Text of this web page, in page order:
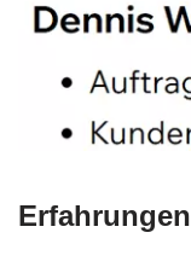
Erfahrungen